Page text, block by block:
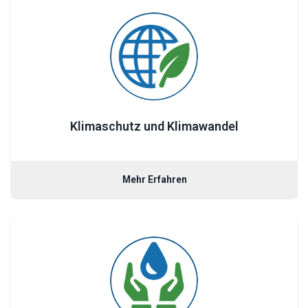
Klimaschutz und Klimawandel
Mehr Erfahren